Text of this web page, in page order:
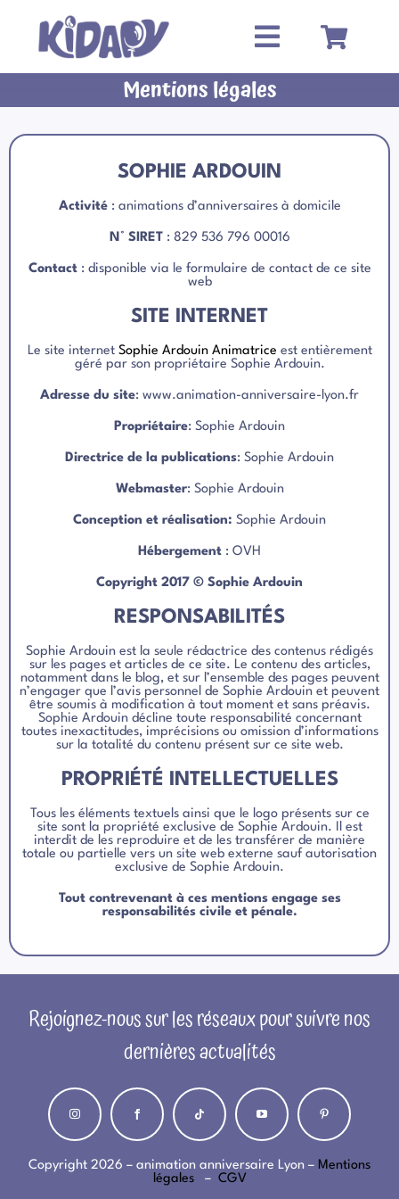
contenu
Mentions légales
SOPHIE ARDOUIN
Activité: animations d’anniversaires à domicile
N° SIRET: 829 536 796 00016
Contact: disponible via le formulaire de contact de ce site
web
SITE INTERNET
Le site internet Sophie Ardouin Animatrice est entièrement
géré par son propriétaire Sophie Ardouin.
Adresse du site: www.animation-anniversaire-lyon.fr
Propriétaire: Sophie Ardouin
Directrice de la publications: Sophie Ardouin
Webmaster: Sophie Ardouin
Conception et réalisation: Sophie Ardouin
Hébergement : OVH
Copyright 2017 © Sophie Ardouin
RESPONSABILITÉS
Sophie Ardouin est la seule rédactrice des contenus rédigés
sur les pages et articles de ce site. Le contenu des articles,
notamment dans le blog, et sur l’ensemble des pages peuvent
n’engager que l’avis personnel de Sophie Ardouin et peuvent
être soumis à modification à tout moment et sans préavis.
Sophie Ardouin décline toute responsabilité concernant
toutes inexactitudes, imprécisions ou omission d’informations
sur la totalité du contenu présent sur ce site web.
PROPRIÉTÉ INTELLECTUELLES
Tous les éléments textuels ainsi que le logo présents sur ce
site sont la propriété exclusive de Sophie Ardouin. Il est
interdit de les reproduire et de les transférer de manière
totale ou partielle vers un site web externe sauf autorisation
exclusive de Sophie Ardouin.
Tout contrevenant à ces mentions engage ses
responsabilités civile et pénale.
Rejoignez-nous sur les réseaux pour suivre nos
dernières actualités
Copyright 2026 – animation anniversaire Lyon – Mentions
légales
– CGV